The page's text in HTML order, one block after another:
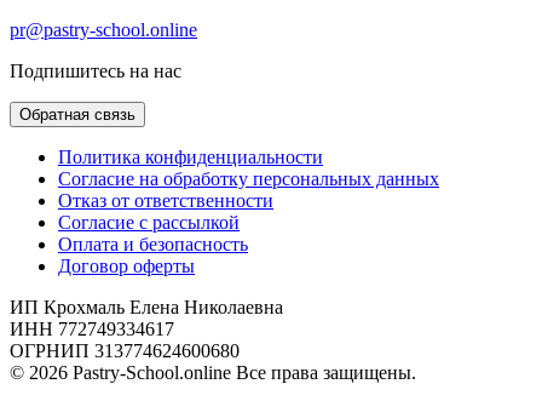
pr@pastry-school.online
Подпишитесь на нас
Обратная связь
Политика конфиденциальности
Согласие на обработку персональных данных
Отказ от ответственности
Согласие с рассылкой
Оплата и безопасность
Договор оферты
ИП Крохмаль Елена Николаевна
ИНН 772749334617
ОГРНИП 313774624600680
© 2026 Pastry-School.online Все права защищены.